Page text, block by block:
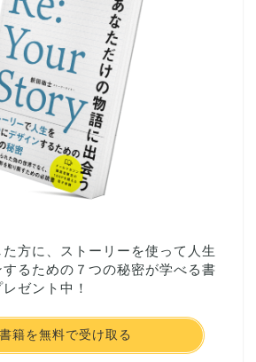
た方に、ストーリーを使って人生
るための７つの秘密が学べる書
ゼント中！
書籍を無料で受け取る